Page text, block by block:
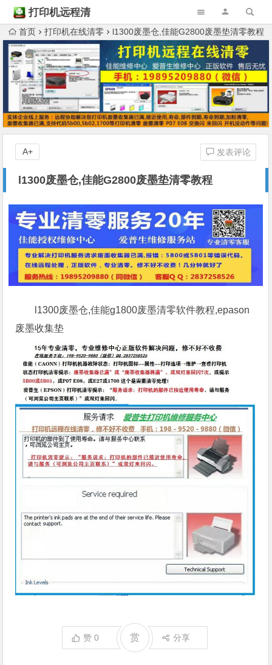
打印机远程清
零首页 打印机在线清零 l1300废墨仓,佳能G2800废墨垫清零教程
l1300废墨仓,佳能G2800废墨垫清零教程
发表评论
A+
l1300废墨仓,佳能g1800废墨清零软件教程,epason
废墨收集垫
赞0 赏 分享